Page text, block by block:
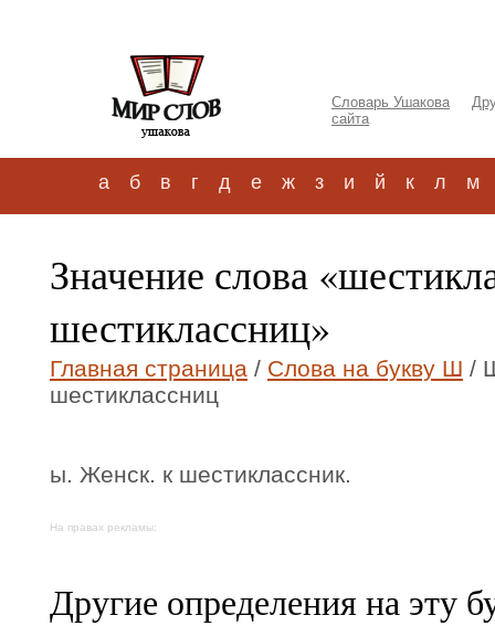
Словарь Ушакова
сайта
а б в г д е ж з и й к л м
Значение слова
шестиклассниц»
Главная страница / Слова на букву Ш /
шестиклассниц
ы. Женск. к шестиклассник.
На правах рекламы:
Другие определения на эту